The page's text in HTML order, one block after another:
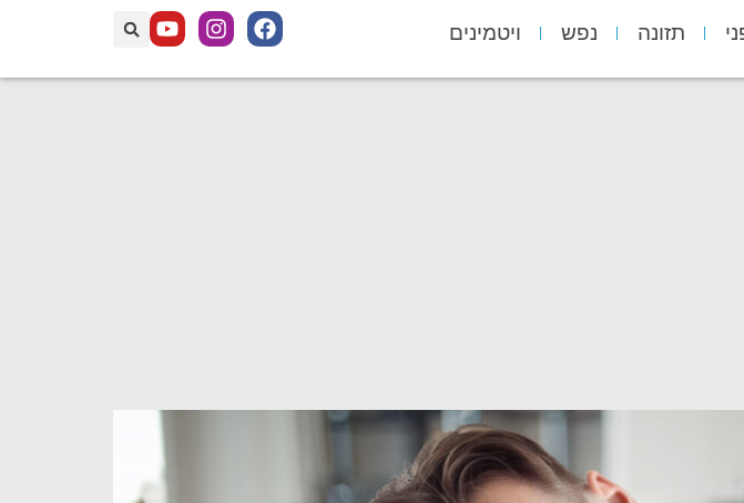
תזונה נפש ויטמינים